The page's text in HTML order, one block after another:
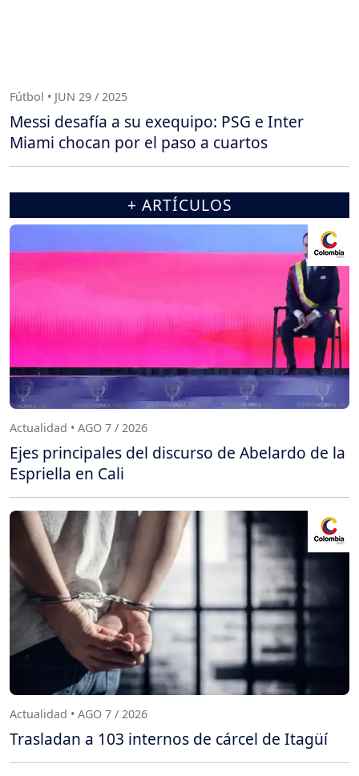
Fútbol • JUN 29 / 2025
Messi desafía a su exequipo: PSG e Inter
Miami chocan por el paso a cuartos
+ ARTÍCULOS
Actualidad • AGO 7 / 2026
Ejes principales del discurso de Abelardo de la
Espriella en Cali
Actualidad • AGO 7 / 2026
Trasladan a 103 internos de cárcel de Itagüí